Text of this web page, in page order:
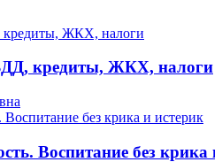
кредиты, ЖКХ, налоги
Воспитание без крика